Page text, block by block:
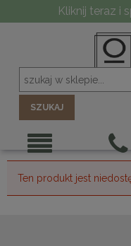
Kliknij teraz i
SZUKAJ
Ten produkt jest